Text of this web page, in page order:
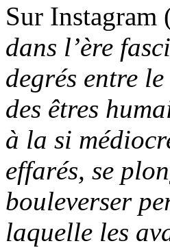
Sur
dans l’ère
degrés entre
des êtres
à la si
effarés, se
bouleverser
laquelle les